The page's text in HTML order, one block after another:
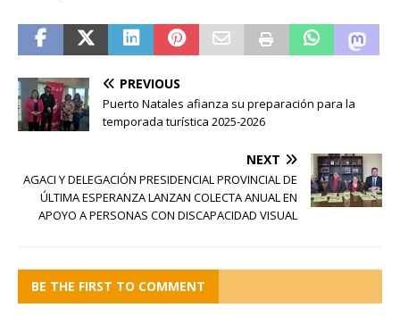
PREVIOUS
Puerto Natales afianza su preparación para la
temporada turística 2025-2026
NEXT
AGACI Y DELEGACIÓN PRESIDENCIAL PROVINCIAL DE
ÚLTIMA ESPERANZA LANZAN COLECTA ANUAL EN
APOYO A PERSONAS CON DISCAPACIDAD VISUAL
BE THE FIRST TO COMMENT